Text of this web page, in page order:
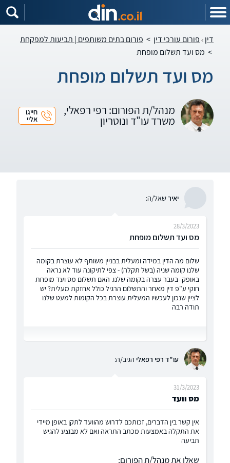
דין פורום עורכי דין > פורום בתים משותפים | תביעות למפקחת
> מס ועד תשלום מופחת
מס ועד תשלום מופחת
מנהל/ת הפורום: רפי רפאלי,
משרד עו"ד ונוטריון
חייגו
אליי
יאירשאל/ה:
מס ועד תשלום מופחת
28/3/2023
שלום מה הדין במידה ומעלית בבניין משותף לא עוצרת בקומה
שלנו קומה שניה (בשל תקלה) - צפי לתיקונה עוד לא נראה
באופק -בעבר עצרה בקומה שלנו. האם תשלום מס ועד מופחת
חוקי ע"פ דין מאחר והתשלום הרגיל כולל אחזקת מעלית? יש
לציין שנכון לעכשיו המעלית עוצרת בכל הקומות למעט שלנו
תודה רבה
עו"ד רפי רפאלי הגיב/ה:
מס וועד
31/3/2023
אין קשר בין הדברים, זכותכם לדרוש מהוועד לתקן באופן מיידי
את התקלה באמצעות מכתב התראה ואם לא מבוצע להגיש
תביעה
שאלו את מנהל/ת הפורום: